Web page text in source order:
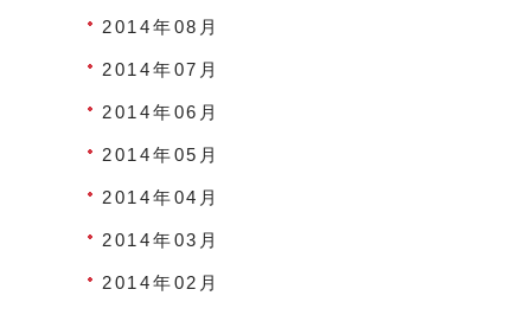
2014年08月
2014年07月
2014年06月
2014年05月
2014年04月
2014年03月
2014年02月